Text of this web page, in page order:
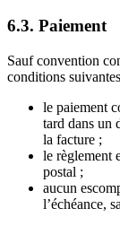
6.3. Paiement
Sauf convention
conditions
le paiement
tard dans un
la facture ;
le règlement
postal ;
aucun
l’échéance,